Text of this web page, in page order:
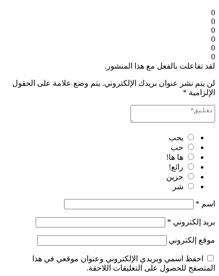
0
0
0
0
0
0
لقد تفاعلت بالفعل مع هذا المنشور.
لن يتم نشر عنوان بريدك الإلكتروني. يتم وضع علامة على الحقول
الإلزامية *
يحب
حب
ها ها!
رائع!
حزين
شر
اسم *
بريد إلكتروني *
موقع إلكتروني
احفظ اسمي وبريدي الإلكتروني وعنوان موقعي في هذا
المتصفح للحصول على التعليقات اللاحقة.